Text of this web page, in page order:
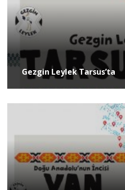
Gezgin Leylek Tarsus’ta